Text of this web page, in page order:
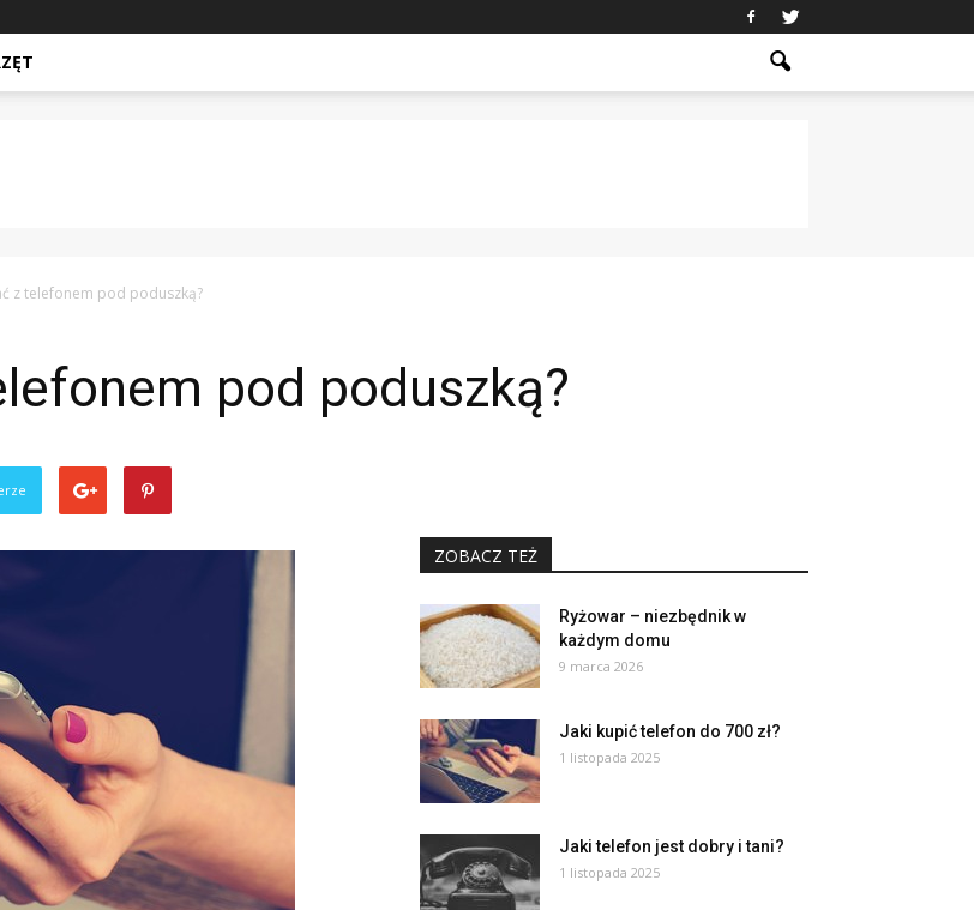
z telefonem pod poduszką?
pod poduszką?
ZOBACZ TEŻ
Ryżowar – niezbędnik w
każdym domu
9 marca 2026
Jaki kupić telefon do 700 zł?
1 listopada 2025
Jaki telefon jest dobry i tani?
1 listopada 2025